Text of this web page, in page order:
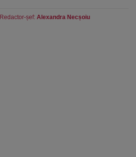
Redactor-șef: Alexandra Necșoiu